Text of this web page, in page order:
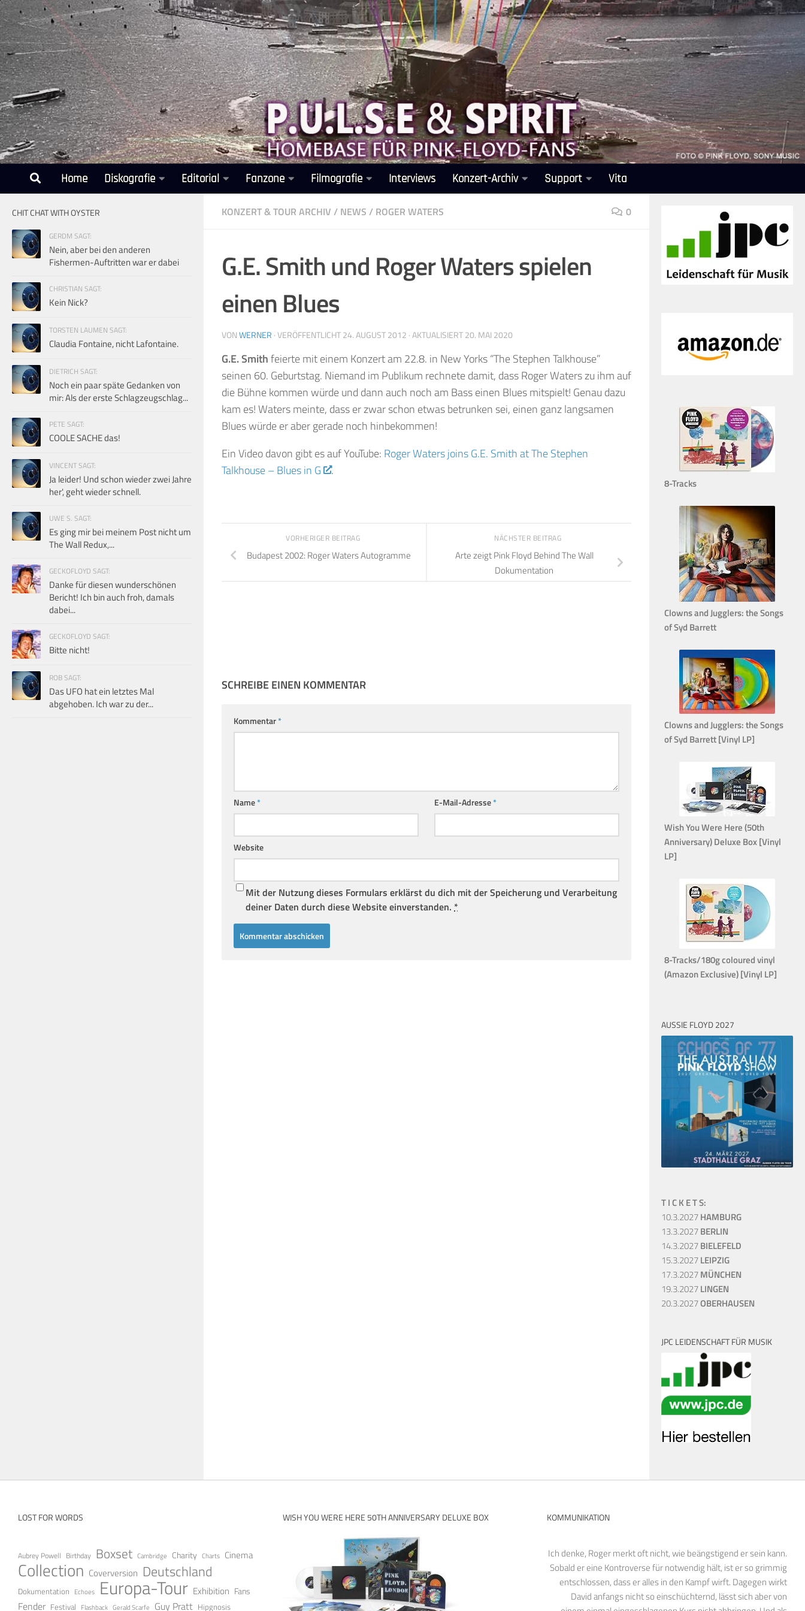
Unter dem Inhalt
Home Diskografie Editorial Fanzone Filmografie Interviews Konzert-Archiv Support Vita
KONZERT & TOUR ARCHIV / NEWS / ROGER WATERS 0
G.E. Smith und Roger Waters spielen
einen Blues
VONWERNER · VERÖFFENTLICHT24. AUGUST 2012 · AKTUALISIERT20. MAI 2020
G.E. Smithfeierte mit einem Konzert am 22.8. in New Yorks “The Stephen Talkhouse”
seinen 60. Geburtstag. Niemand im Publikum rechnete damit, dass Roger Waters zu ihm auf
die Bühne kommen würde und dann auch noch am Bass einen Blues mitspielt! Genau dazu
kam es! Waters meinte, dass er zwar schon etwas betrunken sei, einen ganz langsamen
Blues würde er aber gerade noch hinbekommen!
Ein Video davon gibt es auf YouTube: Roger Waters joins G.E. Smith at The Stephen
Talkhouse – Blues in G
.
NÄCHSTER BEITRAG
Arte zeigt Pink Floyd Behind The Wall
Dokumentation
VORHERIGER BEITRAG
Budapest 2002: Roger Waters Autogramme
SCHREIBE EINEN KOMMENTAR
Kommentar*
Name* E-Mail-Adresse*
Website
Mit der Nutzung dieses Formulars erklärst du dich mit der Speicherung und Verarbeitung
deiner Daten durch diese Website einverstanden. *
CHIT CHAT WITH OYSTER
GERDM SAGT:
Nein, aber bei den anderen
Fishermen-Auftritten war er dabei
CHRISTIAN SAGT:
Kein Nick?
TORSTEN LAUMEN SAGT:
Claudia Fontaine, nicht Lafontaine.
DIETRICH SAGT:
Noch ein paar späte Gedanken von
mir: Als der erste Schlagzeugschlag...
PETE SAGT:
COOLE SACHE das!
VINCENT SAGT:
Ja leider! Und schon wieder zwei Jahre
her', geht wieder schnell.
UWE S. SAGT:
Es ging mir bei meinem Post nicht um
The Wall Redux,...
GECKOFLOYD SAGT:
Danke für diesen wunderschönen
Bericht! Ich bin auch froh, damals
dabei...
GECKOFLOYD SAGT:
Bitte nicht!
ROB SAGT:
Das UFO hat ein letztes Mal
abgehoben. Ich war zu der...
8-Tracks
Clowns and Jugglers: the Songs
of Syd Barrett
Clowns and Jugglers: the Songs
of Syd Barrett [Vinyl LP]
Wish You Were Here (50th
Anniversary) Deluxe Box [Vinyl
LP]
8-Tracks/180g coloured vinyl
(Amazon Exclusive) [Vinyl LP]
AUSSIE FLOYD 2027
T I C K E T S:
10.3.2027HAMBURG
13.3.2027BERLIN
14.3.2027BIELEFELD
15.3.2027LEIPZIG
17.3.2027MÜNCHEN
19.3.2027LINGEN
20.3.2027OBERHAUSEN
JPC LEIDENSCHAFT FÜR MUSIK
LOST FOR WORDS
Aubrey Powell Birthday Boxset Cambridge Charity Charts Cinema
Collection Coverversion Deutschland
Dokumentation Echoes Europa-Tour Exhibition Fans
Fender Festival Flashback Gerald Scarfe Guy Pratt Hipgnosis
WISH YOU WERE HERE 50TH ANNIVERSARY DELUXE BOX KOMMUNIKATION
Ich denke, Roger merkt oft nicht, wie beängstigend er sein kann.
Sobald er eine Kontroverse für notwendig hält, ist er so grimmig
entschlossen, dass er alles in den Kampf wirft. Dagegen wirkt
David anfangs nicht so einschüchternd, lässt sich aber von